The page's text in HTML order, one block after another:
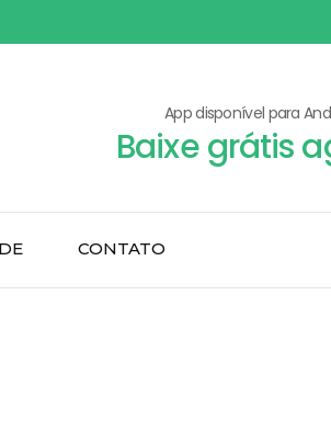
App disponível para
Baixe grátis
CONTATO